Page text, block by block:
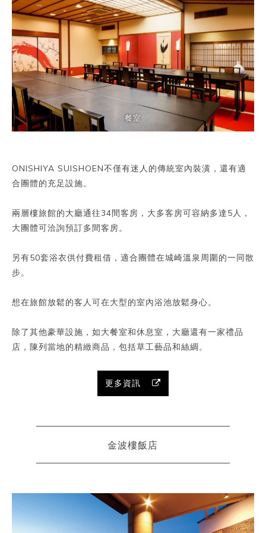
餐室
ONISHIYA SUISHOEN不僅有迷人的傳統室內裝潢，還有適
合團體的充足設施。
兩層樓旅館的大廳通往34間客房，大多客房可容納多達5人，
大團體可洽詢預訂多間客房。
另有50套浴衣供付費租借，適合團體在城崎溫泉周圍的一同散
步。
想在旅館放鬆的客人可在大型的室內浴池放鬆身心。
除了其他豪華設施，如大餐室和休息室，大廳還有一家禮品
店，陳列當地的精緻商品，包括草工藝品和絲綢。
更多資訊
金波樓飯店